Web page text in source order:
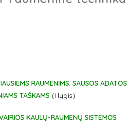
RAUMENIMS. SAUSOS ADATOS
TAŠKAMS (I lygis)
KAULŲ-RAUMENŲ SISTEMOS